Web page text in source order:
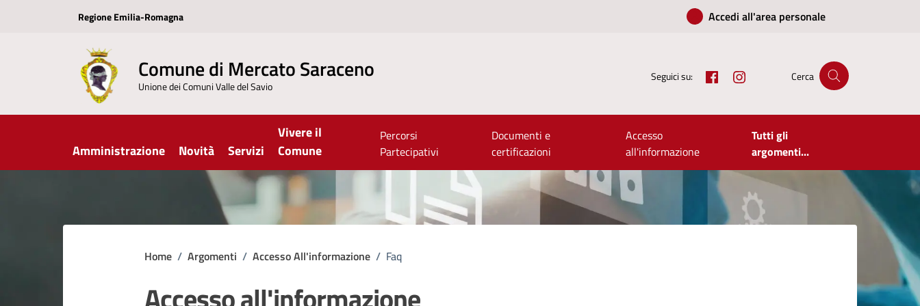
Regione Emilia-Romagna Accedi all'area personale
Comune di Mercato Saraceno
Unione dei Comuni Valle del Savio
Seguici su: FacebookInstagramCerca
Amministrazione Novità Servizi
Vivere il
Comune
Percorsi
Partecipativi
Documenti e
certificazioni
Accesso
all'informazione
Tutti gli
argomenti...
Home / Argomenti / Accesso All'informazione / Faq